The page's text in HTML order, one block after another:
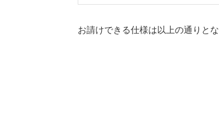
お請けできる仕様は以上の通りと